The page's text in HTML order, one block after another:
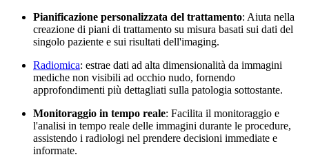
Pianificazione personalizzata del trattamento: Aiuta nella
creazione di piani di trattamento su misura basati sui dati del
singolo paziente e sui risultati dell'imaging.
Radiomica: estrae dati ad alta dimensionalità da immagini
mediche non visibili ad occhio nudo, fornendo
approfondimenti più dettagliati sulla patologia sottostante.
Monitoraggio in tempo reale: Facilita il monitoraggio e
l'analisi in tempo reale delle immagini durante le procedure,
assistendo i radiologi nel prendere decisioni immediate e
informate.